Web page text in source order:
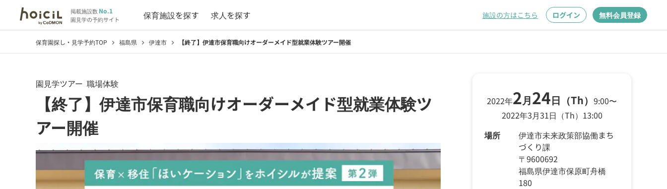
掲載施設数No.1
園見学の予約サイト 保育施設を探す 求人を探す 施設の方はこちら ログイン 無料会員登録
保育園探し・見学予約TOP chevron_right 福島県 chevron_right 伊達市 chevron_right 【終了】伊達市保育職向けオーダーメイド型就業体験ツアー開催
園見学ツアー 職場体験
【終了】伊達市保育職向けオーダーメイド型就業体験ツ
アー開催
2022年2月24日 （Th） 9:00〜
2022年3月31日 （Th） 13:00
場所
伊達市未来政策部協働まち
づくり課
〒9600692
福島県伊達市保原町舟橋
180